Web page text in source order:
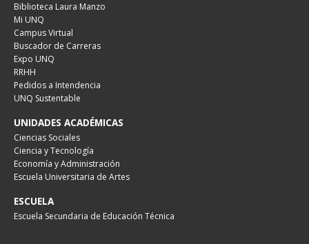
Biblioteca Laura Manzo
Mi UNQ
Campus Virtual
Buscador de Carreras
Expo UNQ
RRHH
Pedidos a Intendencia
UNQ Sustentable
UNIDADES ACADÉMICAS
Ciencias Sociales
Ciencia y Tecnología
Economía y Administración
Escuela Universitaria de Artes
ESCUELA
Escuela Secundaria de Educación Técnica